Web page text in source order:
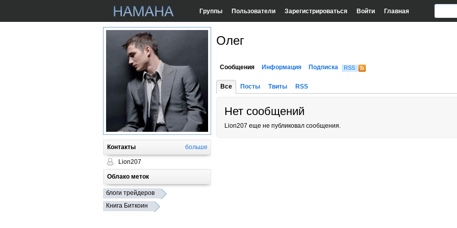
Группы Пользователи Зарегистрироваться Войти Главная
Контакты больше
Lion207
Облако меток
блоги трейдеров
Книга Биткоин
Олег
Сообщения Информация Подписка RSS
Все Посты Твиты RSS
Нет сообщений
Lion207 еще не публиковал сообщения.